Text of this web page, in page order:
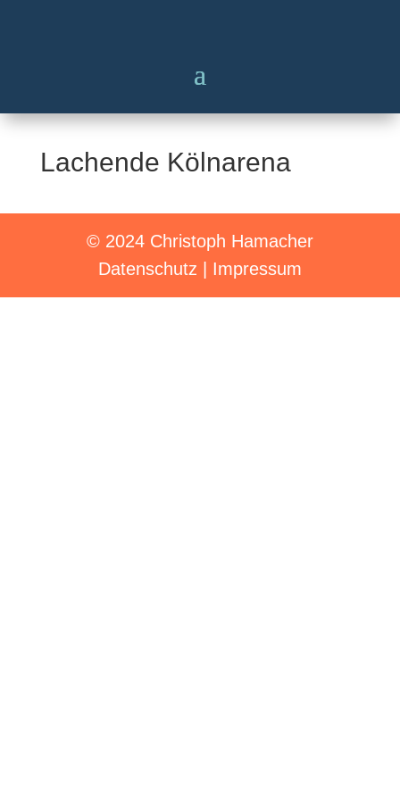
Lachende Kölnarena
© 2024 Christoph Hamacher
Datenschutz
Impressum